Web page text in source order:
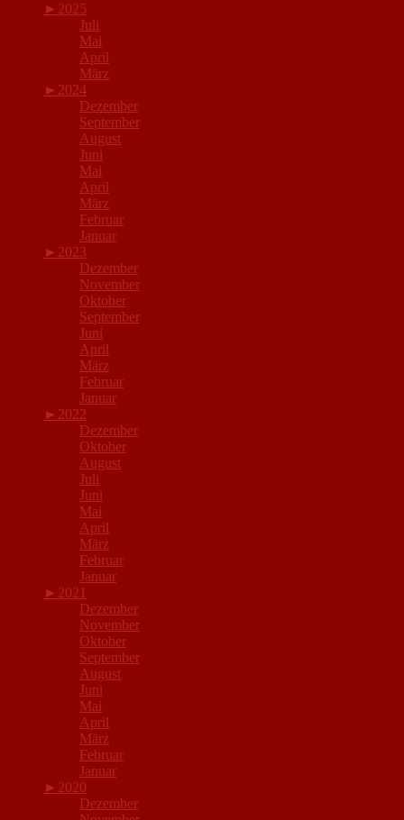
► 2025
Juli
Mai
April
März
► 2024
Dezember
September
August
Juni
Mai
April
März
Februar
Januar
► 2023
Dezember
November
Oktober
September
Juni
April
März
Februar
Januar
► 2022
Dezember
Oktober
August
Juli
Juni
Mai
April
März
Februar
Januar
► 2021
Dezember
November
Oktober
September
August
Juni
Mai
April
März
Februar
Januar
► 2020
Dezember